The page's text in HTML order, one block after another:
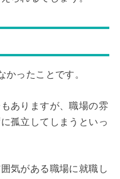
ったことです。
ありますが、職場の雰
孤立してしまうといっ
気がある職場に就職し